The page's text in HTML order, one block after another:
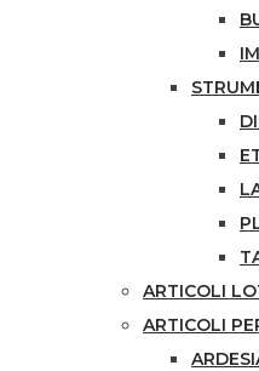
ARTICOLI
ARTICOLI